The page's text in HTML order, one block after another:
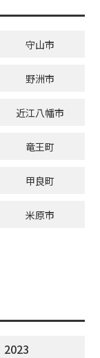
守山市
野洲市
近江八幡市
竜王町
甲良町
米原市
2023